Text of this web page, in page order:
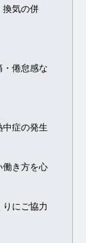
換気の併
倦怠感な
症の発生
働き方を心
にご協力